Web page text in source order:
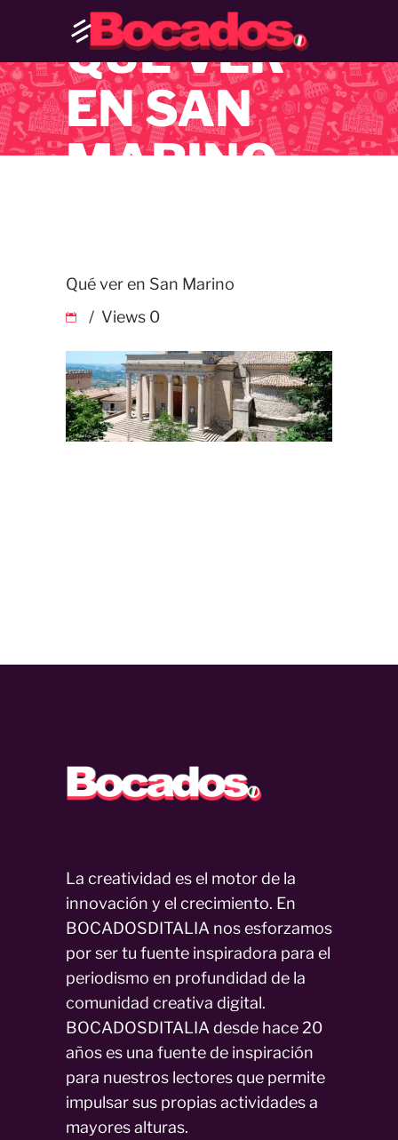
QUÉ VER
EN SAN
MARINO
Qué ver en San Marino
Views 0
La creatividad es el motor de la
innovación y el crecimiento. En
BOCADOSDITALIA nos esforzamos
por ser tu fuente inspiradora para el
periodismo en profundidad de la
comunidad creativa digital.
BOCADOSDITALIA desde hace 20
años es una fuente de inspiración
para nuestros lectores que permite
impulsar sus propias actividades a
mayores alturas.